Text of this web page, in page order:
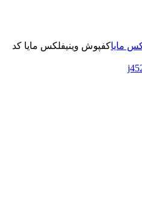
مایاکفپوش وینیفلکس مایا کد